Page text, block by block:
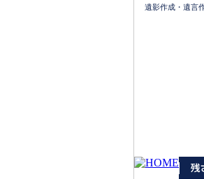
遺影作成・遺言